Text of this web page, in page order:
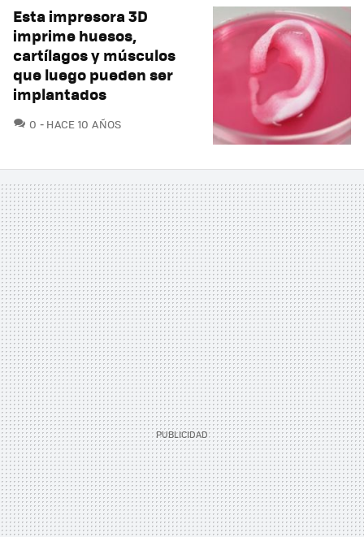
Esta impresora 3D
imprime huesos,
cartílagos y músculos
que luego pueden ser
implantados
0 COMENTARIOS
HACE 10 AÑOS